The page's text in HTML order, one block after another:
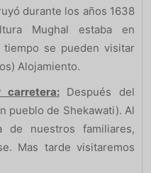
durante los años 1638
Mughal estaba en
tiempo se pueden visitar
Alojamiento.
carretera:Después del
pueblo de Shekawati). Al
nuestros familiares,
Mas tarde visitaremos